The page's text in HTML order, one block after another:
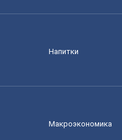
Напитки
Mакроэкономика